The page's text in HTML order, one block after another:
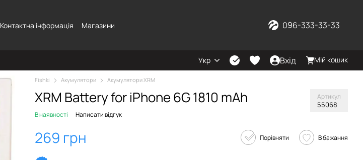
Контактна інформація Магазини 096-333-33-33
Укр Вхід Мій кошик
Fishki Акумулятори Акумулятори XRM
XRM Battery for iPhone 6G 1810 mAh Артикул
55068
В наявності Написати відгук
269 грн Порівняти В бажання